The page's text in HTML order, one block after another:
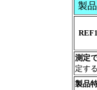
製
測定
定す
製品